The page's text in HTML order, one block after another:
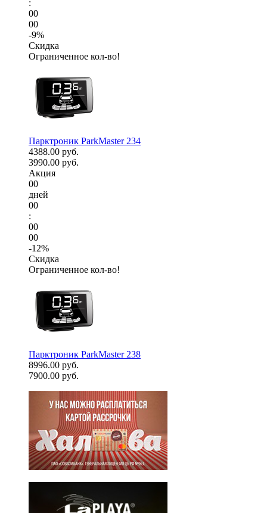
:
00
00
-9%
Скидка
Ограниченное кол-во!
Парктроник ParkMaster 234
4388.00 руб.
3990.00 руб.
Акция
00
дней
00
:
00
00
-12%
Скидка
Ограниченное кол-во!
Парктроник ParkMaster 238
8996.00 руб.
7900.00 руб.